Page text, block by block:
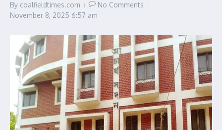
By coalfieldtimes.com
No Comments
November 8, 2025 6:57 am